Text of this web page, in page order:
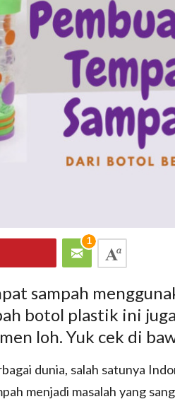
1
sampah
botol plastik ini
loh. Yuk cek di
dunia, salah satunya
menjadi masalah yang